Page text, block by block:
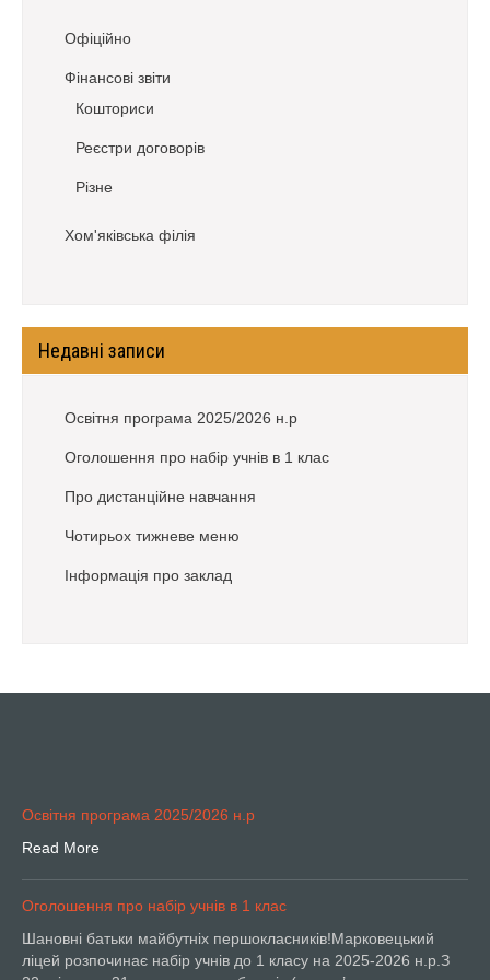
Офіційно
Фінансові звіти
Кошториси
Реєстри договорів
Різне
Хом'яківська філія
Недавні записи
Освітня програма 2025/2026 н.р
Оголошення про набір учнів в 1 клас
Про дистанційне навчання
Чотирьох тижневе меню
Інформація про заклад
Освітня програма 2025/2026 н.р
Read More
Оголошення про набір учнів в 1 клас
Шановні батьки майбутніх першокласників!Марковецький
ліцей розпочинає набір учнів до 1 класу на 2025-2026 н.р.З